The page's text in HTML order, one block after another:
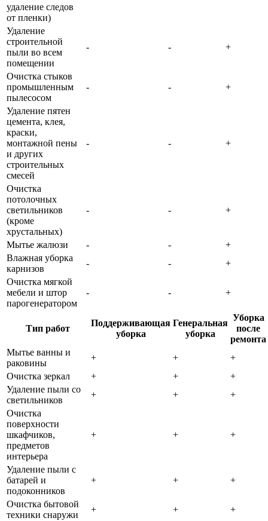
удаление следов
от пленки)
Удаление
строительной
пыли во всем
помещении
- - +
Очистка стыков
промышленным
пылесосом
- - +
Удаление пятен
цемента, клея,
краски,
монтажной пены
и других
строительных
смесей
- - +
Очистка
потолочных
светильников
(кроме
хрустальных)
- - +
Мытье жалюзи - -
+
Влажная уборка
карнизов
- -
+
Очистка мягкой
мебели и штор
парогенератором
- - +
Тип работ
Поддерживающая
уборка
Генеральная
уборка
Уборка
после
ремонта
Мытье ванны и
раковины
+ +
+
Очистка зеркал
+ +
+
Удаление пыли со
светильников
+ +
+
Очистка
поверхности
шкафчиков,
предметов
интерьера
+ + +
Удаление пыли с
батарей и
подоконников
+ + +
Очистка бытовой
техники снаружи
+ +
+